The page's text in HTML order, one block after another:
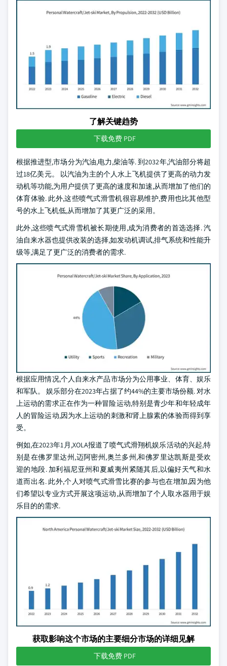
了解关键趋势
下载免费 PDF
根据推进型,市场分为汽油,电力,柴油等. 到2032年,汽油部分将超
过18亿美元。 以汽油为主的个人水上飞机提供了更高的动力发
动机等功能,为用户提供了更高的速度和加速,从而增加了他们的
体育体验. 此外,这些喷气式滑雪机很容易维护,费用也比其他型
号的水上飞机低,从而增加了其更广泛的采用。
此外,这些喷气式滑雪机被长期使用,成为消费者的首选选择. 汽
油自来水器也提供改装的选择,如发动机调试,排气系统和性能升
级等,满足了更广泛的消费者的需求.
根据应用情况,个人自来水产品市场分为公用事业、体育、娱乐
和军队。 娱乐部分在2023年占据了约44%的主要市场份额. 对水
上运动的需求正在作为一种冒险运动,特别是青少年和年轻成年
人的冒险运动,因为水上运动的刺激和肾上腺素的体验而得到享
受。
例如,在2023年1月,XOLA报道了喷气式滑翔机娱乐活动的兴起,特
别是在佛罗里达州,迈阿密州,奥兰多州,和佛罗里达凯斯是受欢
迎的地段. 加利福尼亚州和夏威夷州紧随其后,以偏好天气和水
道而出名. 此外,个人对喷气式滑雪比赛的参与也在增加,因为他
们希望以专业方式开展这项运动,从而增加了个人取水器用于娱
乐目的的需求.
获取影响这个市场的主要细分市场的详细见解
下载免费 PDF